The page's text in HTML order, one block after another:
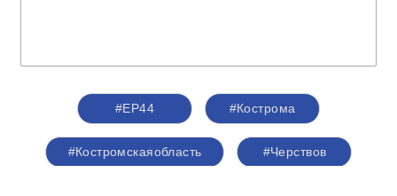
#ЕР44 #Кострома
#Костромскаяобласть #Черствов